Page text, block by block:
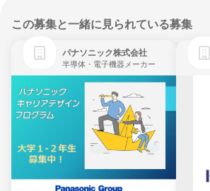
この募集と一緒に見られている募集
パナソニック株式会社
半導体・電子機器メーカー